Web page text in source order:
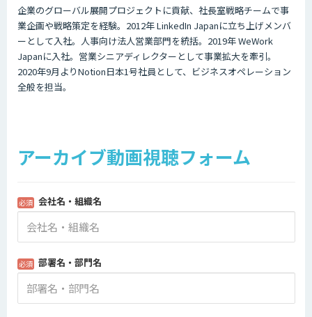
企業のグローバル展開プロジェクトに貢献、社長室戦略チームで事
業企画や戦略策定を経験。2012年 LinkedIn Japanに立ち上げメンバ
ーとして入社。人事向け法人営業部門を統括。2019年 WeWork
Japanに入社。営業シニアディレクターとして事業拡大を牽引。
2020年9月よりNotion日本1号社員として、ビジネスオペレーション
全般を担当。